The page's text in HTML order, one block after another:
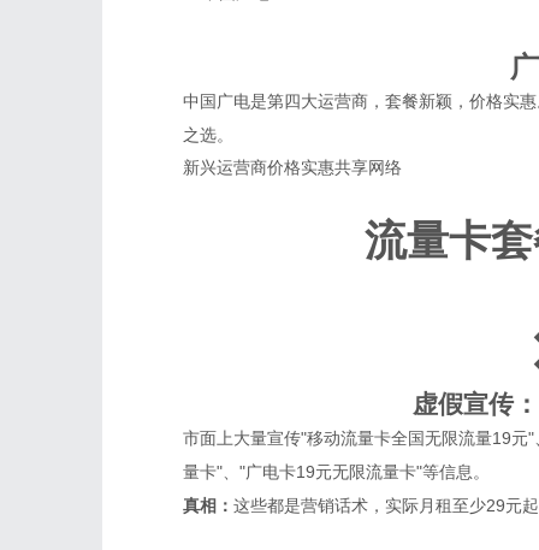
中国广电是第四大运营商，套餐新颖，价格实
之选。
新兴运营商价格实惠共享网络
流量卡
虚假宣传
市面上大量宣传"移动流量卡全国无限流量19
量卡"、"广电卡19元无限流量卡"等信息。
真相： 这些都是营销话术，实际月租至少29元